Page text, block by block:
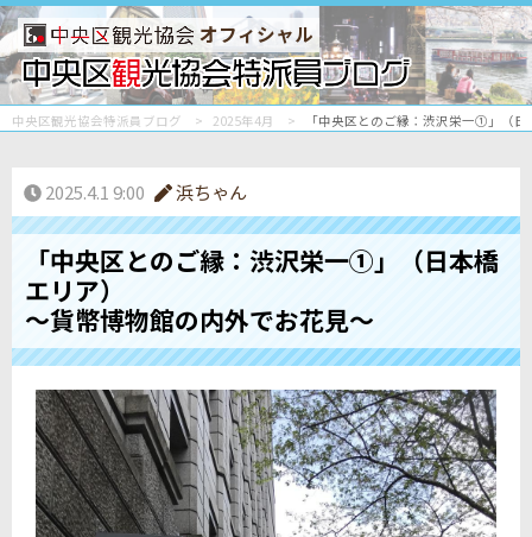
オフィシャル
中央区観光協会特派員ブログ 2025年4月 「中央区とのご縁：渋沢栄一①」（
2025.4.1 9:00 浜ちゃん
「中央区とのご縁：渋沢栄一①」（日本橋
エリア）
～貨幣博物館の内外でお花見～